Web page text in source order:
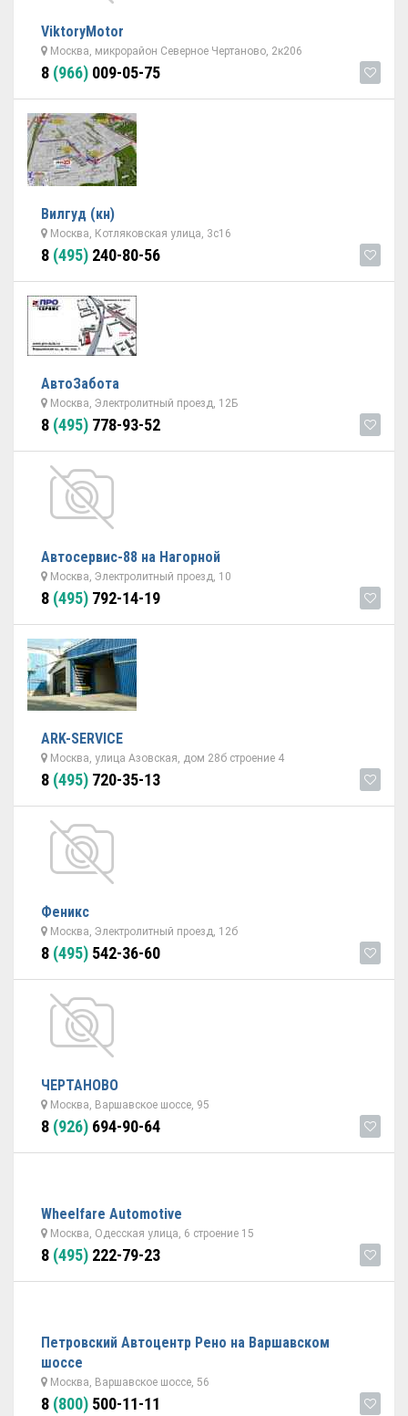
ViktoryMotor
Москва, микрорайон Северное Чертаново, 2к206
8 (966) 009-05-75
Вилгуд (кн)
Москва, Котляковская улица, 3с16
8 (495) 240-80-56
АвтоЗабота
Москва, Электролитный проезд, 12Б
8 (495) 778-93-52
Автосервис-88 на Нагорной
Москва, Электролитный проезд, 10
8 (495) 792-14-19
ARK-SERVICE
Москва, улица Азовская, дом 28б строение 4
8 (495) 720-35-13
Феникс
Москва, Электролитный проезд, 12б
8 (495) 542-36-60
ЧЕРТАНОВО
Москва, Варшавское шоссе, 95
8 (926) 694-90-64
Wheelfare Automotive
Москва, Одесская улица, 6 строение 15
8 (495) 222-79-23
Петровский Автоцентр Рено на Варшавском
шоссе
Москва, Варшавское шоссе, 56
8 (800) 500-11-11